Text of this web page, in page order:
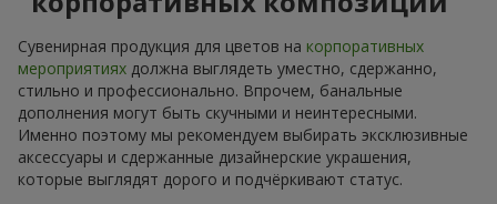
Сувенирная продукция для цветов на корпоративных
мероприятиях должна выглядеть уместно, сдержанно,
стильно и профессионально. Впрочем, банальные
дополнения могут быть скучными и неинтересными.
Именно поэтому мы рекомендуем выбирать эксклюзивные
аксессуары и сдержанные дизайнерские украшения,
которые выглядят дорого и подчёркивают статус.